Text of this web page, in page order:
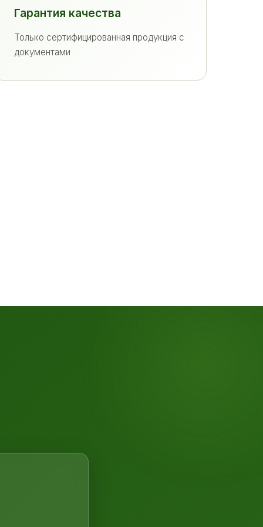
Гарантия качества
Только сертифицированная продукция с
документами